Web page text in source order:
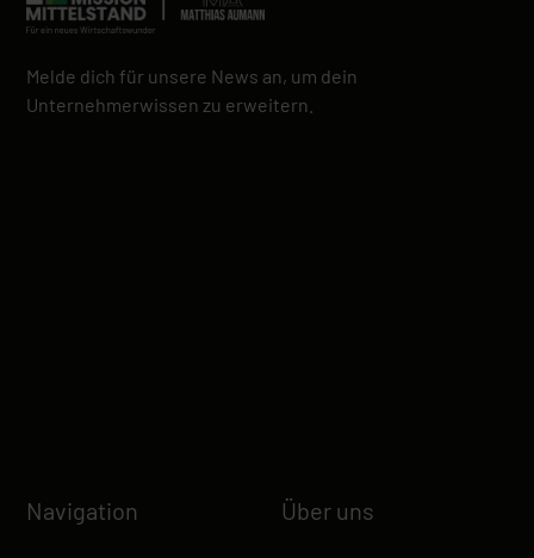
Melde dich für unsere News an, um dein
Unternehmerwissen zu erweitern.
Navigation Über uns